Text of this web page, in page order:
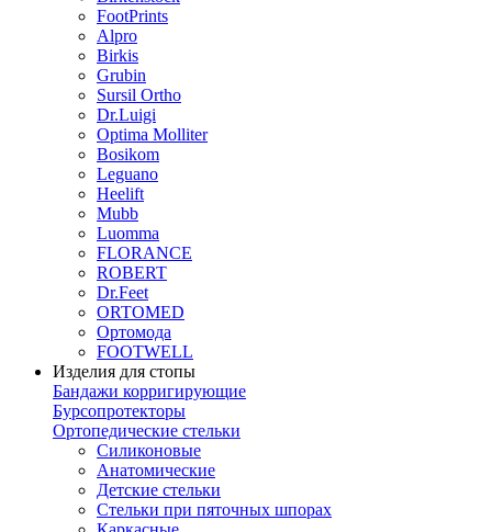
FootPrints
Alpro
Birkis
Grubin
Sursil Ortho
Dr.Luigi
Optima Molliter
Bosikom
Leguano
Heelift
Mubb
Luomma
FLORANCE
ROBERT
Dr.Feet
ORTOMED
Ортомода
FOOTWELL
Изделия для стопы
Бандажи корригирующие
Бурсопротекторы
Ортопедические стельки
Силиконовые
Анатомические
Детские стельки
Стельки при пяточных шпорах